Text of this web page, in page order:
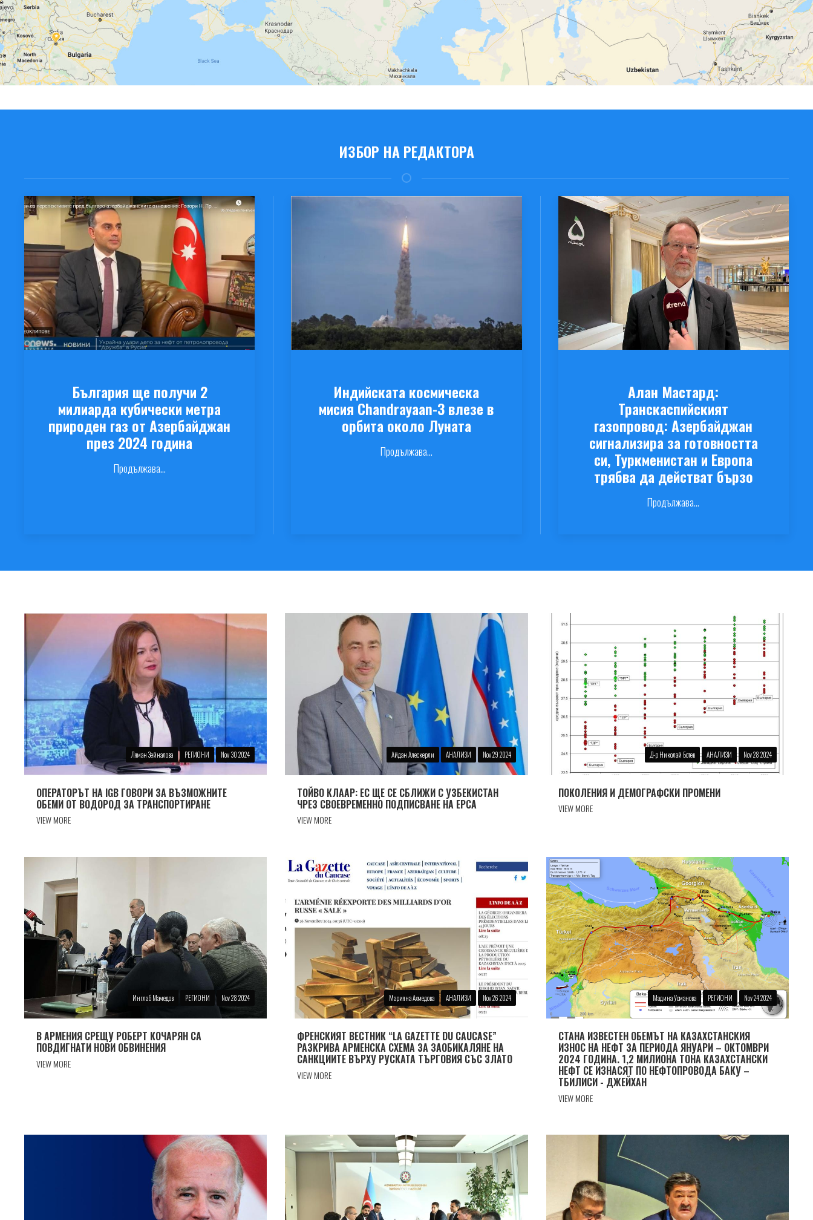
ИЗБОР НА РЕДАКТОРА
България ще получи 2
милиарда кубически метра
природен газ от Азербайджан
през 2024 година
Продължава...
Индийската космическа
мисия Chandrayaan-3 влезе в
орбита около Луната
Продължава...
Алан Мастард:
Транскаспийският
газопровод: Азербайджан
сигнализира за готовността
си, Туркменистан и Европа
трябва да действат бързо
Продължава...
Ляман Зейналова РЕГИОНИ Nov 30 2024
ОПЕРАТОРЪТ НА IGB ГОВОРИ ЗА ВЪЗМОЖНИТЕ
ОБЕМИ ОТ ВОДОРОД ЗА ТРАНСПОРТИРАНЕ
VIEW MORE
Айдан Алескерли АНАЛИЗИ Nov 29 2024
ТОЙВО КЛААР: ЕС ЩЕ СЕ СБЛИЖИ С УЗБЕКИСТАН
ЧРЕЗ СВОЕВРЕМЕННО ПОДПИСВАНЕ НА EPCA
VIEW MORE
Д-р Николай Ботев АНАЛИЗИ Nov 28 2024
ПОКОЛЕНИЯ И ДЕМОГРАФСКИ ПРОМЕНИ
VIEW MORE
Инглаб Мамедов РЕГИОНИ Nov 28 2024
В АРМЕНИЯ СРЕЩУ РОБЕРТ КОЧАРЯН СА
ПОВДИГНАТИ НОВИ ОБВИНЕНИЯ
VIEW MORE
Марияна Ахмедова АНАЛИЗИ Nov 26 2024
ФРЕНСКИЯТ ВЕСТНИК “LA GAZETTE DU CAUCASE”
РАЗКРИВА АРМЕНСКА СХЕМА ЗА ЗАОБИКАЛЯНЕ НА
САНКЦИИТЕ ВЪРХУ РУСКАТА ТЪРГОВИЯ СЪС ЗЛАТО
VIEW MORE
Мадина Усманова РЕГИОНИ Nov 24 2024
СТАНА ИЗВЕСТЕН ОБЕМЪТ НА КАЗАХСТАНСКИЯ
ИЗНОС НА НЕФТ ЗА ПЕРИОДА ЯНУАРИ – ОКТОМВРИ
2024 ГОДИНА. 1,2 МИЛИОНА ТОНА КАЗАХСТАНСКИ
НЕФТ СЕ ИЗНАСЯТ ПО НЕФТОПРОВОДА БАКУ –
ТБИЛИСИ - ДЖЕЙХАН
VIEW MORE